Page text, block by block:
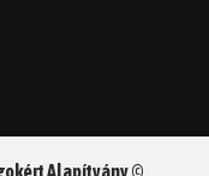
Alapítvány ©